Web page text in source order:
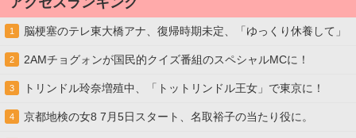
1 脳梗塞のテレ東大橋アナ、復帰時期未定、「ゆっくり休養して」
2 2AMチョグォンが国民的クイズ番組のスペシャルMCに！
3 トリンドル玲奈増殖中、「トットリンドル王女」で東京に！
4 京都地検の女8 7月5日スタート、名取裕子の当たり役に。